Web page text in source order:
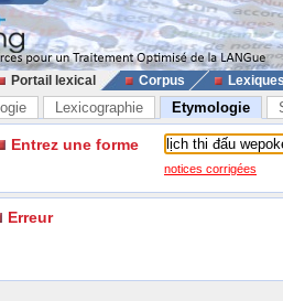
Portail lexical Corpus
Lexicographie Etymologie
Entrez une forme
notices corrigées
Erreur